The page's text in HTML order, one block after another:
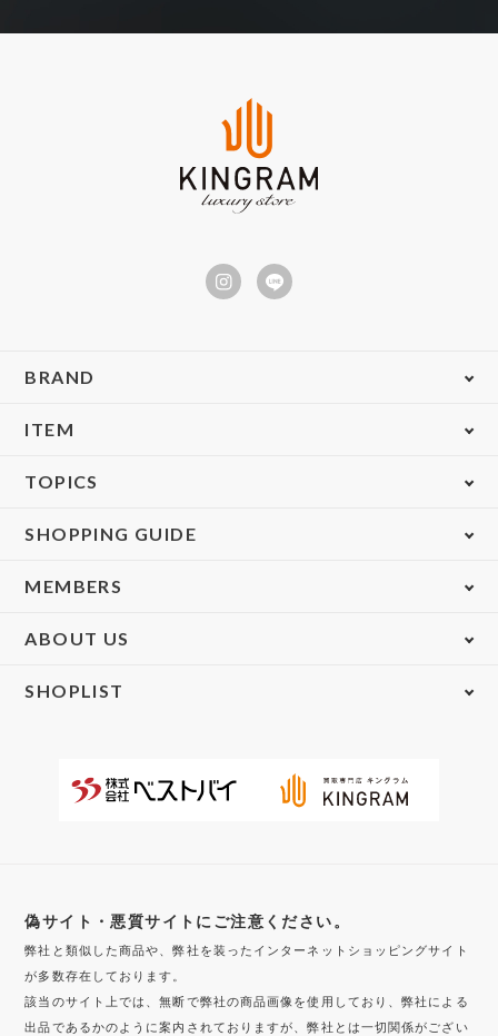
BRAND
ITEM
TOPICS
SHOPPING GUIDE
MEMBERS
ABOUT US
SHOPLIST
偽サイト・悪質サイトにご注意ください。
弊社と類似した商品や、弊社を装ったインターネットショッピングサイト
が多数存在しております。
該当のサイト上では、無断で弊社の商品画像を使用しており、弊社による
出品であるかのように案内されておりますが、弊社とは一切関係がござい